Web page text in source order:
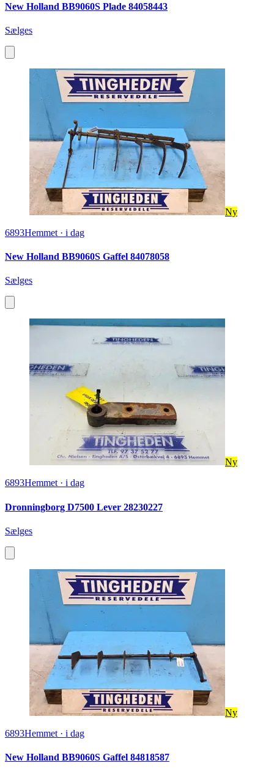
New Holland BB9060S Plade 84058443
Sælges
Ny
6893Hemmet · i dag
New Holland BB9060S Gaffel 84078058
Sælges
Ny
6893Hemmet · i dag
Dronningborg D7500 Lever 28230227
Sælges
Ny
6893Hemmet · i dag
New Holland BB9060S Gaffel 84818587